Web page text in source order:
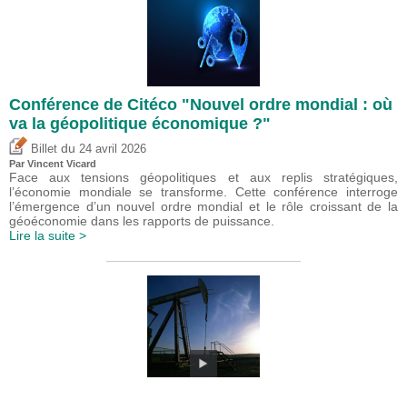
Conférence de Citéco "Nouvel ordre mondial : où
va la géopolitique économique ?"
Billet du 24 avril 2026
Par Vincent Vicard
Face aux tensions géopolitiques et aux replis stratégiques,
l’économie mondiale se transforme. Cette conférence interroge
l’émergence d’un nouvel ordre mondial et le rôle croissant de la
géoéconomie dans les rapports de puissance.
Lire la suite >